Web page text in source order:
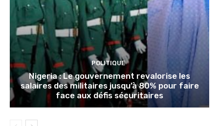
POLITIQUE
Nigeria : Le gouvernement revalorise les
salaires des militaires jusqu’à 80% pour faire
face aux défis sécuritaires